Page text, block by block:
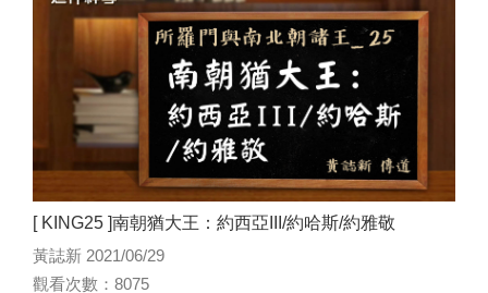
[ KING25 ]南朝猶大王：約西亞III/約哈斯/約雅敬
黃誌新 2021/06/29
觀看次數：8075